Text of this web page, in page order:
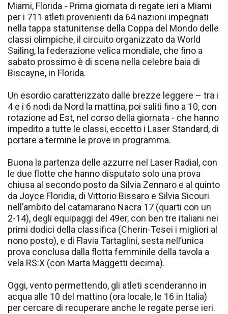
Miami, Florida - Prima giornata di regate ieri a Miami
per i 711 atleti provenienti da 64 nazioni impegnati
nella tappa statunitense della Coppa del Mondo delle
classi olimpiche, il circuito organizzato da World
Sailing, la federazione velica mondiale, che fino a
sabato prossimo è di scena nella celebre baia di
Biscayne, in Florida.
Un esordio caratterizzato dalle brezze leggere – tra i
4 e i 6 nodi da Nord la mattina, poi saliti fino a 10, con
rotazione ad Est, nel corso della giornata - che hanno
impedito a tutte le classi, eccetto i Laser Standard, di
portare a termine le prove in programma.
Buona la partenza delle azzurre nel Laser Radial, con
le due flotte che hanno disputato solo una prova
chiusa al secondo posto da Silvia Zennaro e al quinto
da Joyce Floridia, di Vittorio Bissaro e Silvia Sicouri
nell’ambito del catamarano Nacra 17 (quarti con un
2-14), degli equipaggi del 49er, con ben tre italiani nei
primi dodici della classifica (Cherin-Tesei i migliori al
nono posto), e di Flavia Tartaglini, sesta nell’unica
prova conclusa dalla flotta femminile della tavola a
vela RS:X (con Marta Maggetti decima).
Oggi, vento permettendo, gli atleti scenderanno in
acqua alle 10 del mattino (ora locale, le 16 in Italia)
per cercare di recuperare anche le regate perse ieri.